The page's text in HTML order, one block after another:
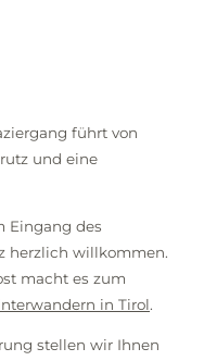
führt von
und eine
Eingang des
herzlich willkommen.
macht es zum
in Tirol.
stellen wir Ihnen